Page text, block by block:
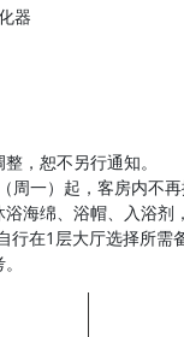
器
，恕不另行通知。
一）起，客房内不再
海绵、浴帽、入浴剂
行在1层大厅选择所需